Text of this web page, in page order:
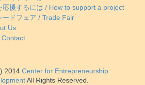
応援するには / How to support a project
ードフェア / Trade Fair
Us
Contact
2014 Center for Entrepreneurship
All Rights Reserved.